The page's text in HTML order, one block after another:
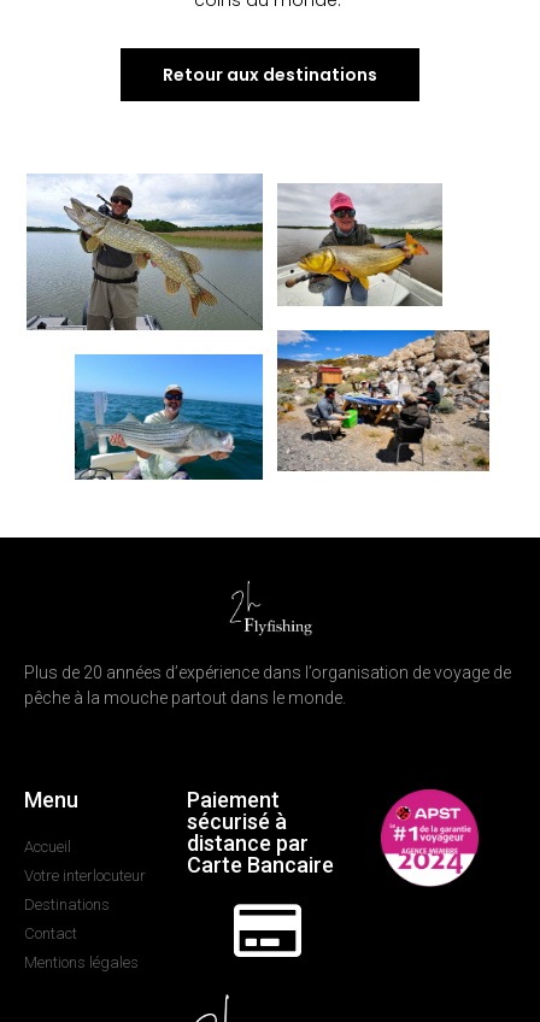
Retour aux destinations
Plus de 20 années d’expérience dans l’organisation de voyage de
pêche à la mouche partout dans le monde.
Menu
Accueil
Votre interlocuteur
Destinations
Contact
Mentions légales
Paiement
sécurisé à
distance par
Carte Bancaire